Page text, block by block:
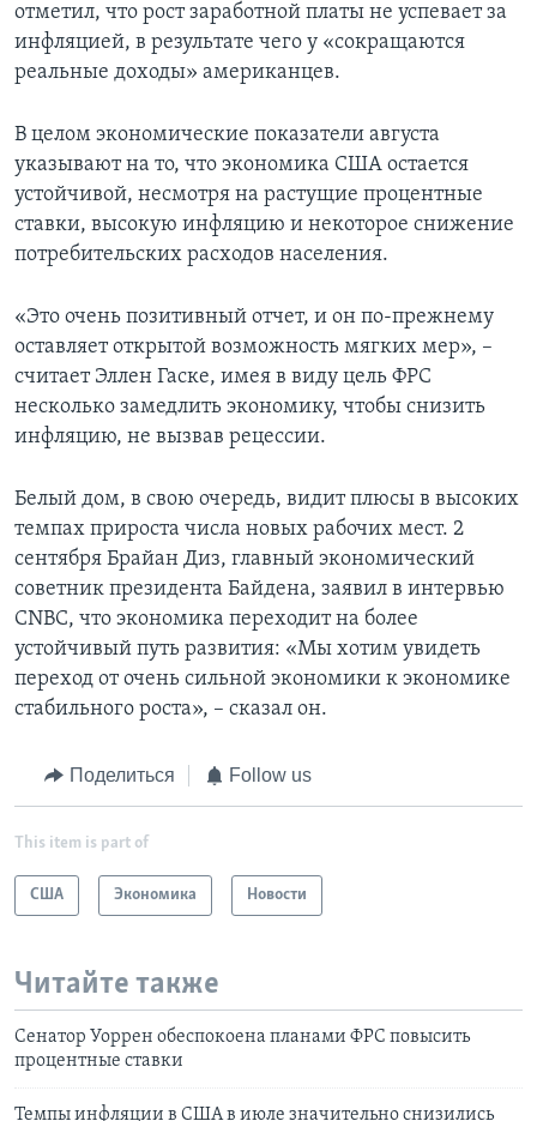
отметил, что рост заработной платы не успевает за
инфляцией, в результате чего у «сокращаются
реальные доходы» американцев.
В целом экономические показатели августа
указывают на то, что экономика США остается
устойчивой, несмотря на растущие процентные
ставки, высокую инфляцию и некоторое снижение
потребительских расходов населения.
«Это очень позитивный отчет, и он по-прежнему
оставляет открытой возможность мягких мер», –
считает Эллен Гаске, имея в виду цель ФРС
несколько замедлить экономику, чтобы снизить
инфляцию, не вызвав рецессии.
Белый дом, в свою очередь, видит плюсы в высоких
темпах прироста числа новых рабочих мест. 2
сентября Брайан Диз, главный экономический
советник президента Байдена, заявил в интервью
CNBC, что экономика переходит на более
устойчивый путь развития: «Мы хотим увидеть
переход от очень сильной экономики к экономике
стабильного роста», – сказал он.
Поделиться Follow us
This item is part of
США Экономика Новости
Читайте также
Сенатор Уоррен обеспокоена планами ФРС повысить
процентные ставки
Темпы инфляции в США в июле значительно снизились